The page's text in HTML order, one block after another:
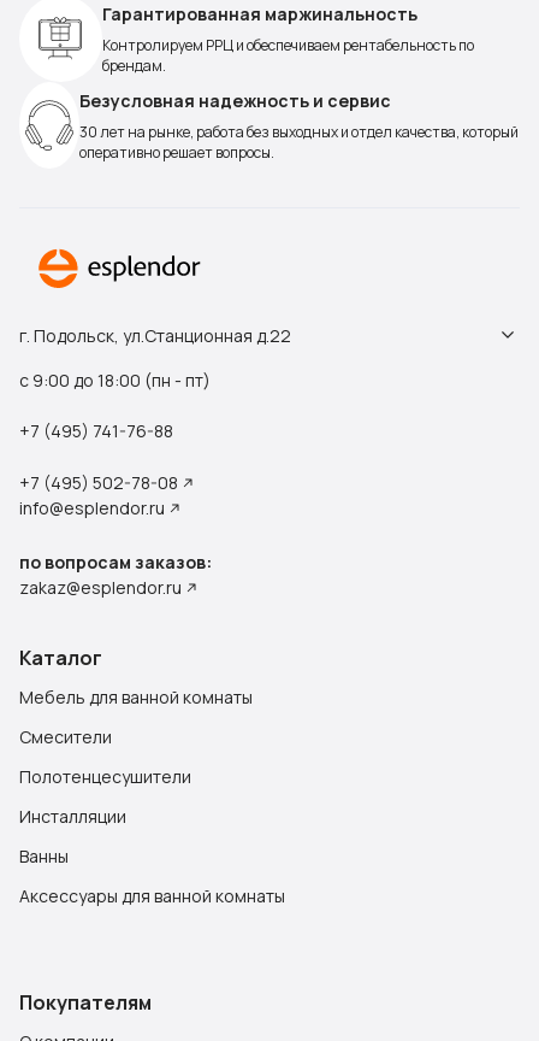
Гарантированная маржинальность
Контролируем РРЦ и обеспечиваем рентабельность по
брендам.
Безусловная надежность и сервис
30 лет на рынке, работа без выходных и отдел качества, который
оперативно решает вопросы.
г. Подольск, ул.Станционная д.22
с 9:00 до 18:00 (пн - пт)
+7 (495) 741-76-88
+7 (495) 502-78-08
info@esplendor.ru
по вопросам заказов:
zakaz@esplendor.ru
Каталог
Мебель для ванной комнаты
Смесители
Полотенцесушители
Инсталляции
Ванны
Аксессуары для ванной комнаты
Покупателям